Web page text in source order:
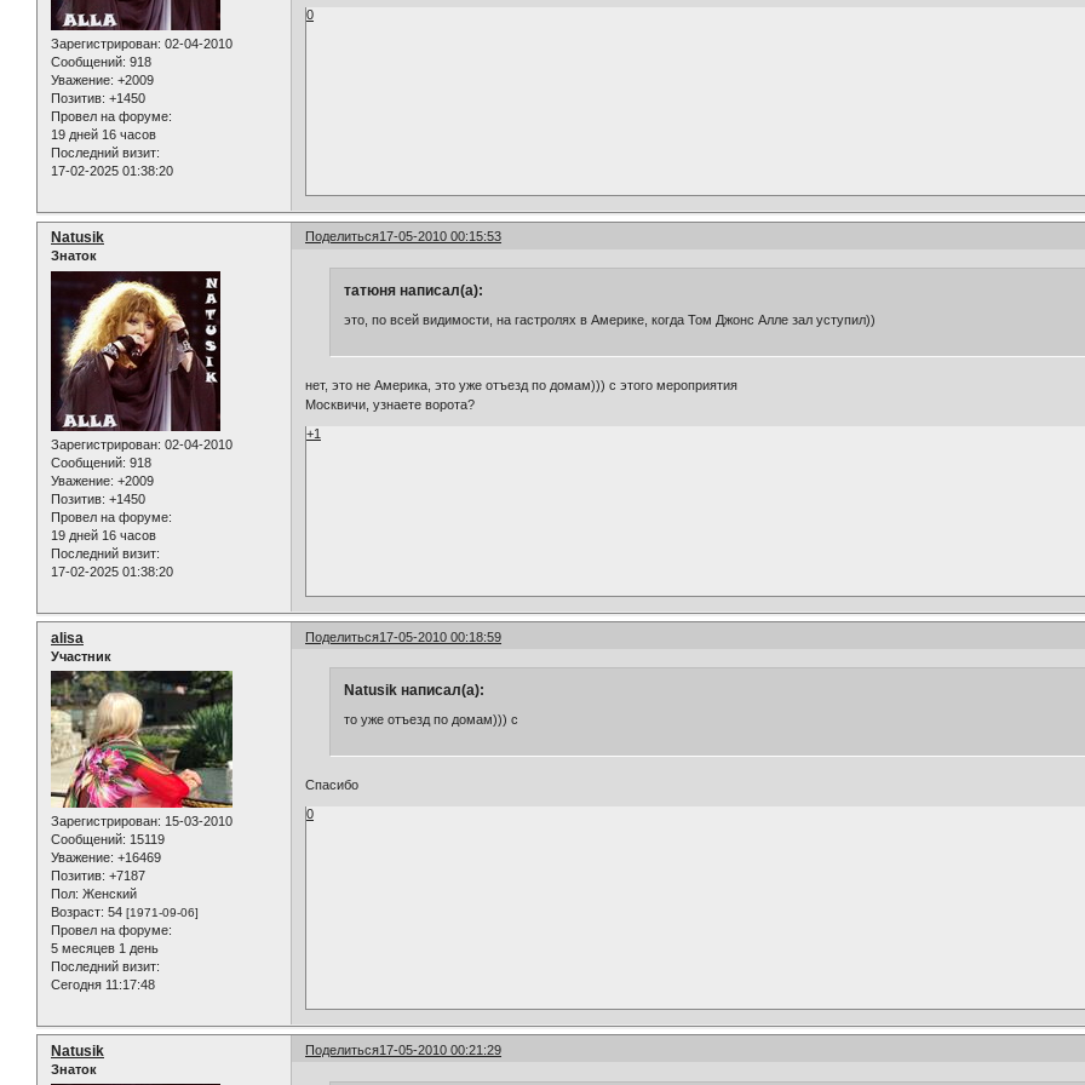
Зарегистрирован: 02-04-2010
Сообщений: 918
Уважение: +2009
Позитив: +1450
Провел на форуме:
19 дней 16 часов
Последний визит:
17-02-2025 01:38:20
0
Поделиться17-05-2010 00:15:53
Natusik
Знаток
Зарегистрирован: 02-04-2010
Сообщений: 918
Уважение: +2009
Позитив: +1450
Провел на форуме:
19 дней 16 часов
Последний визит:
17-02-2025 01:38:20
татюня написал(а):
это, по всей видимости, на гастролях в Америке, когда Том Джонс Алле зал уступил))
нет, это не Америка, это уже отъезд по домам))) с этого мероприятия
Москвичи, узнаете ворота?
+1
Поделиться17-05-2010 00:18:59
alisa
Участник
Зарегистрирован: 15-03-2010
Сообщений: 15119
Уважение: +16469
Позитив: +7187
Пол: Женский
Возраст: 54 [1971-09-06]
Провел на форуме:
5 месяцев 1 день
Последний визит:
Сегодня 11:17:48
Natusik написал(а):
то уже отъезд по домам))) с
Спасибо
0
Поделиться17-05-2010 00:21:29
Natusik
Знаток